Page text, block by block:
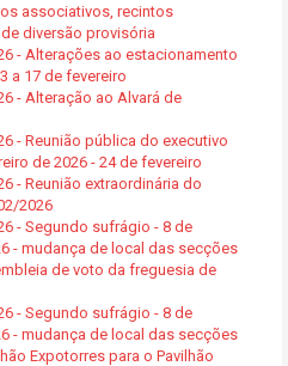
associativos, recintos
diversão provisória
- Alterações ao estacionamento
a 17 de fevereiro
- Alteração ao Alvará de
- Reunião pública do executivo
de 2026 - 24 de fevereiro
- Reunião extraordinária do
2026
- Segundo sufrágio - 8 de
- mudança de local das secções
de voto da freguesia de
- Segundo sufrágio - 8 de
- mudança de local das secções
Expotorres para o Pavilhão